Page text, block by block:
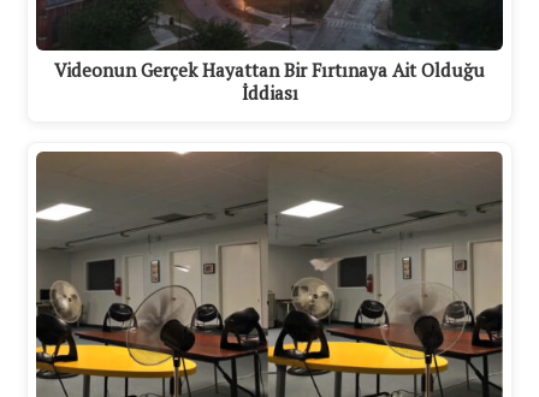
Videonun Gerçek Hayattan Bir Fırtınaya Ait Olduğu
İddiası